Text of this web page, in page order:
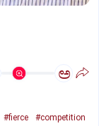
ಅ
#fierce #competition